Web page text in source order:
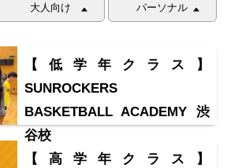
大人向け パーソナル
【低学年クラス】
SUNROCKERS
BASKETBALL ACADEMY 渋
谷校
【高学年クラス】